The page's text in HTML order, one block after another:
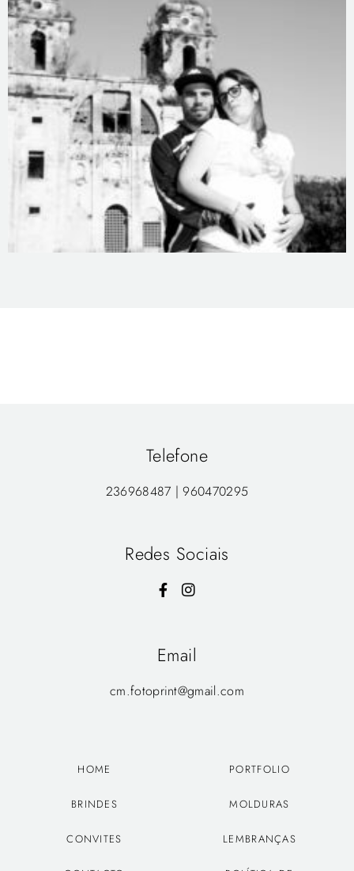
Telefone
236968487 | 960470295
Redes Sociais
Email
cm.fotoprint@gmail.com
HOME PORTFOLIO
BRINDES MOLDURAS
CONVITES LEMBRANÇAS